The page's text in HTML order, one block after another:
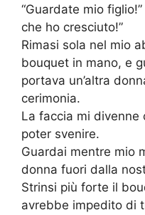
“Guardate mio
che ho cresciuto!”
Rimasi sola nel mio
bouquet in mano, e
portava un’altra
cerimonia.
La faccia mi divenne
poter svenire.
Guardai mentre mio
donna fuori dalla
Strinsi più forte il
avrebbe impedito di